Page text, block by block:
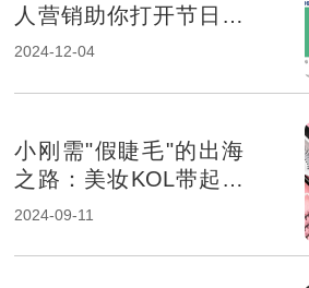
人营销助你打开节日消
费市场！
2024-12-04
小刚需"假睫毛"的出海
之路：美妆KOL带起品
牌销量
2024-09-11